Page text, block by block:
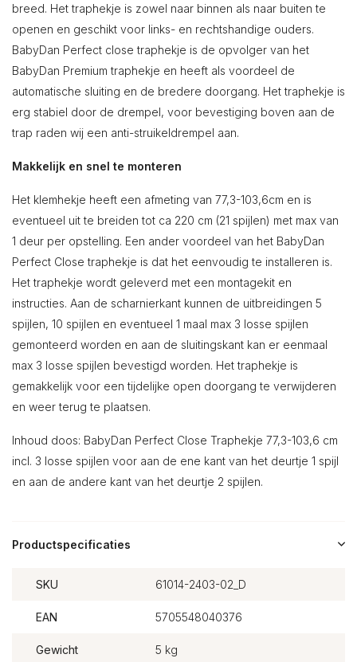
breed. Het traphekje is zowel naar binnen als naar buiten te
openen en geschikt voor links- en rechtshandige ouders.
BabyDan Perfect close traphekje is de opvolger van het
BabyDan Premium traphekje en heeft als voordeel de
automatische sluiting en de bredere doorgang. Het traphekje is
erg stabiel door de drempel, voor bevestiging boven aan de
trap raden wij een anti-struikeldrempel aan.
Makkelijk en snel te monteren
Het klemhekje heeft een afmeting van 77,3-103,6cm en is
eventueel uit te breiden tot ca 220 cm (21 spijlen) met max van
1 deur per opstelling. Een ander voordeel van het BabyDan
Perfect Close traphekje is dat het eenvoudig te installeren is.
Het traphekje wordt geleverd met een montagekit en
instructies. Aan de scharnierkant kunnen de uitbreidingen 5
spijlen, 10 spijlen en eventueel 1 maal max 3 losse spijlen
gemonteerd worden en aan de sluitingskant kan er eenmaal
max 3 losse spijlen bevestigd worden. Het traphekje is
gemakkelijk voor een tijdelijke open doorgang te verwijderen
en weer terug te plaatsen.
Inhoud doos: BabyDan Perfect Close Traphekje 77,3-103,6 cm
incl. 3 losse spijlen voor aan de ene kant van het deurtje 1 spijl
en aan de andere kant van het deurtje 2 spijlen.
Productspecificaties
SKU 61014-2403-02_D
EAN 5705548040376
Gewicht 5 kg